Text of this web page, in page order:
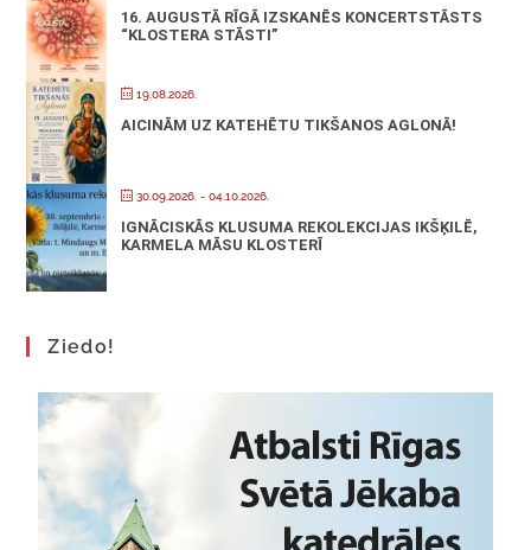
16. AUGUSTĀ RĪGĀ IZSKANĒS KONCERTSTĀSTS
“KLOSTERA STĀSTI”
19.08.2026.
AICINĀM UZ KATEHĒTU TIKŠANOS AGLONĀ!
30.09.2026. - 04.10.2026.
IGNĀCISKĀS KLUSUMA REKOLEKCIJAS IKŠĶILĒ,
KARMELA MĀSU KLOSTERĪ
Ziedo!